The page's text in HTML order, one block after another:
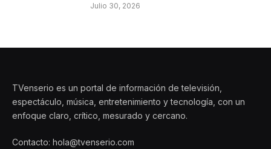
Julio 30, 2026
TVenserio es un portal de información de televisión,
espectáculo, música, entretenimiento y tecnología, con un
enfoque claro, crítico, mesurado y cercano.
Contacto: hola@tvenserio.com